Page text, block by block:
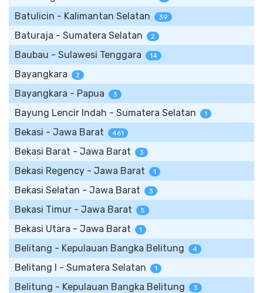
Batulicin - Kalimantan Selatan 39
Baturaja - Sumatera Selatan 2
Baubau - Sulawesi Tenggara 14
Bayangkara 2
Bayangkara - Papua 3
Bayung Lencir Indah - Sumatera Selatan 1
Bekasi - Jawa Barat 461
Bekasi Barat - Jawa Barat 3
Bekasi Regency - Jawa Barat 1
Bekasi Selatan - Jawa Barat 3
Bekasi Timur - Jawa Barat 5
Bekasi Utara - Jawa Barat 1
Belitang - Kepulauan Bangka Belitung 4
Belitang I - Sumatera Selatan 1
Belitung - Kepulauan Bangka Belitung 3